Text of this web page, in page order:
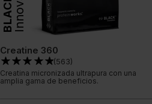
BLACK
Creatine 360
(563)
Creatina micronizada ultrapura con una
amplia gama de beneficios.